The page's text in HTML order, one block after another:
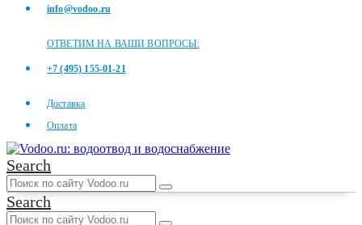
info@vodoo.ru
ОТВЕТИМ НА ВАШИ ВОПРОСЫ:
+7 (495) 155-01-21
Доставка
Оплата
Search
Search